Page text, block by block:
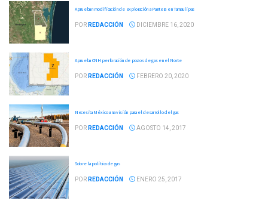
Aprueban modificación de exploración a Pantera en Tamaulipas
POR REDACCIÓN DICIEMBRE 16, 2020
Aprueba CNH perforación de pozos de gas en el Norte
POR REDACCIÓN FEBRERO 20, 2020
Necesita México una visión para el desarrollo del gas
POR REDACCIÓN AGOSTO 14, 2017
Sobre la política de gas
POR REDACCIÓN ENERO 25, 2017